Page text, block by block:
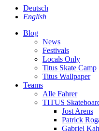
Deutsch
English
Blog
News
Festivals
Locals Only
Titus Skate Camp
Titus Wallpaper
Teams
Alle Fahrer
TITUS
Jost Arens
Patrick
Gabriel